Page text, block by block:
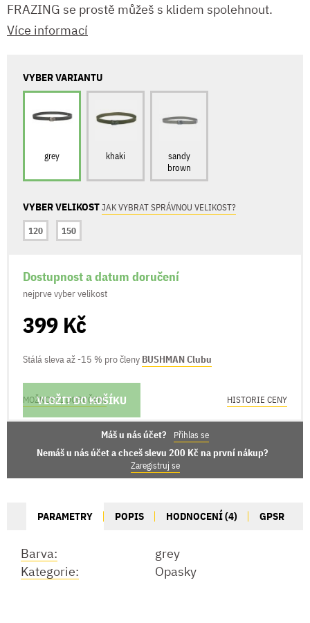
FRAZING se prostě můžeš s klidem spolehnout.
Více informací
VYBER VARIANTU
grey khaki
sandy
brown
VYBER VELIKOSTJAK VYBRAT SPRÁVNOU VELIKOST?
120
150
Dostupnost a datum doručení
nejprve vyber velikost
399 Kč
Stálá sleva až -15 % pro členy BUSHMAN Clubu
VLOŽIT DO KOŠÍKU
MOŽNOSTI DORUČENÍ HISTORIE CENY
Máš u nás účet? Přihlas se
Nemáš u nás účet a chceš slevu 200 Kč na první nákup?
Zaregistruj se
PARAMETRY POPIS HODNOCENÍ (4) GPSR
Barva:
grey
Kategorie:
Opasky